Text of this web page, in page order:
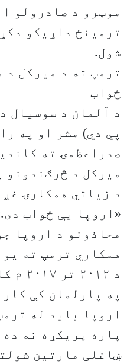
موټرو د صادرولو
ترمینځ داړیکو
شول.
ترمپ ته د ميرکل د
ځواب
د آلمان د سوسيال
پي دي) مشر او په
صدراعظمۍ ته
ميرکل د څرګندونو
د زياتي همکارۍ
«اروپا یې ځواب
محاذونو د اروپا
همکاري ترمپ ته
د
په پارلمان کې
اروپا بايد له
پاره پریکړه نه ده